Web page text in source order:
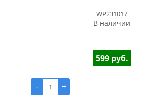
WP231017
В наличии
599 руб.
- +